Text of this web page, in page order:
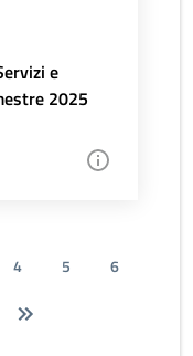
e
2025
4 5
6